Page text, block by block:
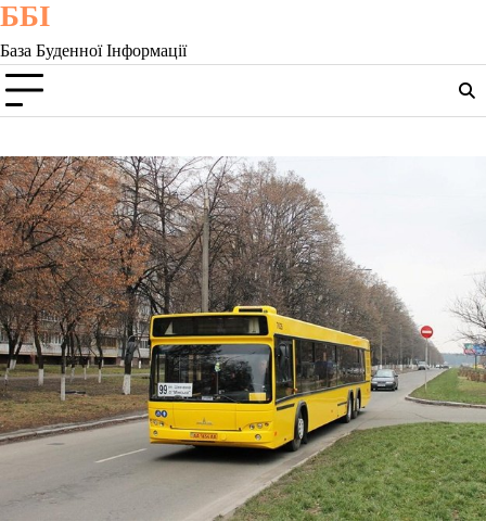
Skip
content
ББІ
База Буденної Інформації